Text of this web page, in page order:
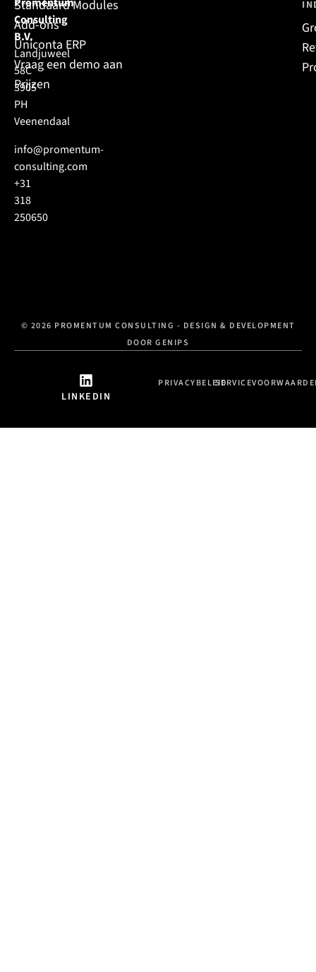
Consulting
B.V.
Landjuweel
58C
3905
PH
Veenendaal
info@promentum-
consulting.com
+31
318
250650
Standaard Modules
Add-ons
Uniconta ERP
Vraag een demo aan
Prijzen
© 2026 PROMENTUM CONSULTING - DESIGN & DEVELOPMENT
DOOR GENIPS
LINKEDIN
PRIVACYBELEID